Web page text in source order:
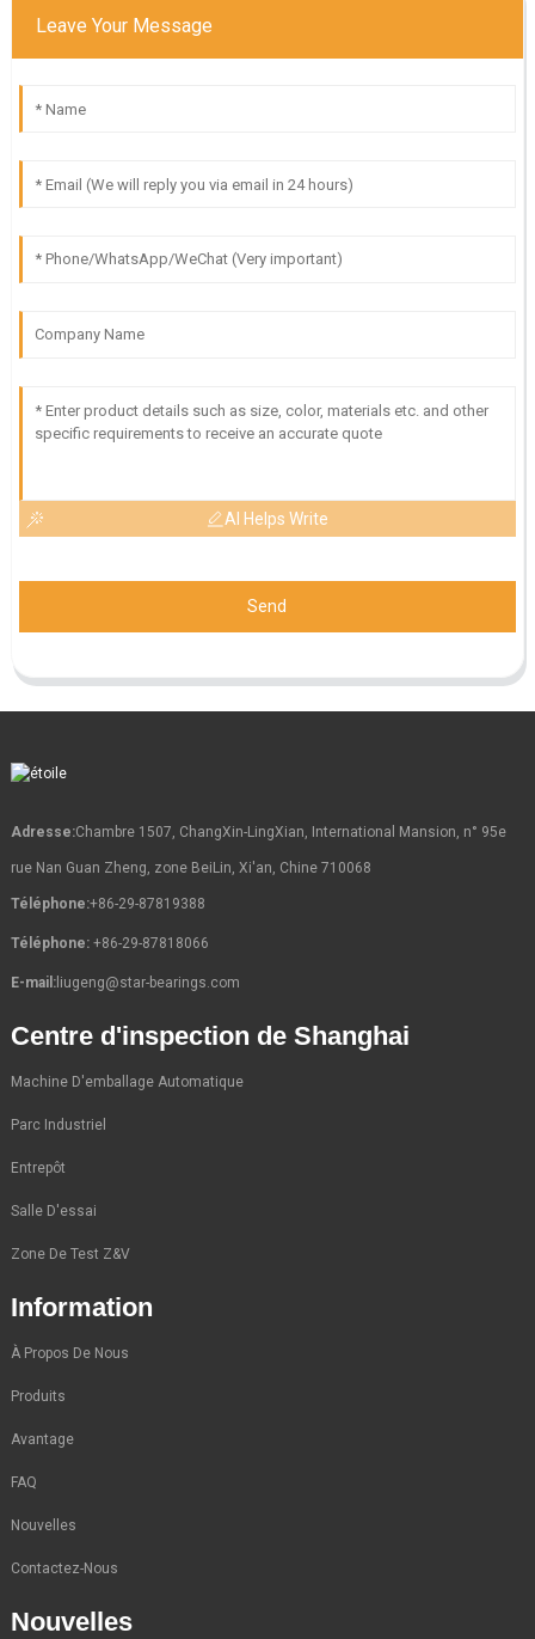
Leave Your Message
AI Helps Write
Send
Adresse:Chambre 1507, ChangXin-LingXian, International Mansion, n° 95e
rue Nan Guan Zheng, zone BeiLin, Xi'an, Chine 710068
Téléphone:+86-29-87819388
Téléphone: +86-29-87818066
E-mail:liugeng@star-bearings.com
Centre d'inspection de Shanghai
Machine D'emballage Automatique
Parc Industriel
Entrepôt
Salle D'essai
Zone De Test Z&V
Information
À Propos De Nous
Produits
Avantage
FAQ
Nouvelles
Contactez-Nous
Nouvelles